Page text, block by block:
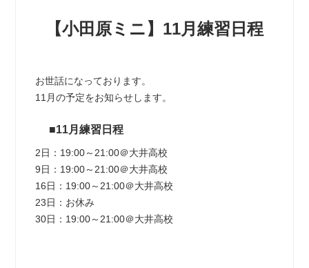
【小田原ミニ】11月練習日程
お世話になっております。
11月の予定をお知らせします。
■11月練習日程
2日：19:00～21:00＠大井高校
9日：19:00～21:00＠大井高校
16日：19:00～21:00＠大井高校
23日：お休み
30日：19:00～21:00＠大井高校